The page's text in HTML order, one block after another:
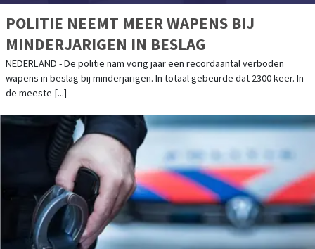
POLITIE NEEMT MEER WAPENS BIJ
MINDERJARIGEN IN BESLAG
NEDERLAND - De politie nam vorig jaar een recordaantal verboden
wapens in beslag bij minderjarigen. In totaal gebeurde dat 2300 keer. In
de meeste [...]